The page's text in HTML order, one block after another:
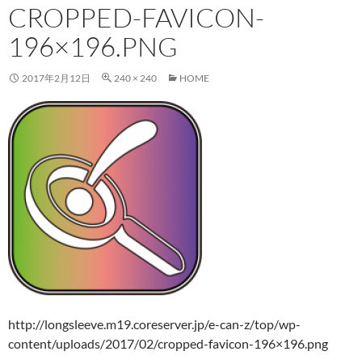
ン
ツ
へ
ス
キ
CROPPED-FAVICON-
196×196.PNG
2017年2月12日 240 × 240 HOME
http://longsleeve.m19.coreserver.jp/e-can-z/top/wp-
content/uploads/2017/02/cropped-favicon-196×196.png